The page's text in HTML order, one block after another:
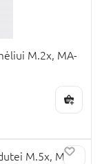
M.2x, MA-
M.5x, MA-